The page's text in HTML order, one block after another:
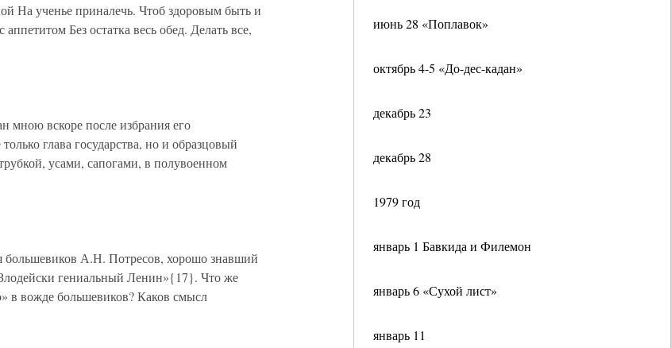
июнь 28 «Поплавок»
октябрь 4-5 «До-дес-кадан»
декабрь 23
декабрь 28
1979 год
январь 1 Бавкида и Филемон
январь 6 «Сухой лист»
январь 11
На ученье приналечь. Чтоб здоровым быть и
Без остатка весь обед. Делать все,
вскоре после избрания его
глава государства, но и образцовый
усами, сапогами, в полувоенном
большевиков А.Н. Потресов, хорошо знавший
гениальный Ленин»{17}. Что же
в вожде большевиков? Каков смысл